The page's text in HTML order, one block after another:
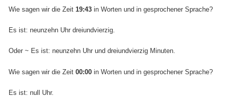
Wie sagen wir die Zeit 19:43 in Worten und in gesprochener Sprache?
Es ist: neunzehn Uhr dreiundvierzig.
Oder ~ Es ist: neunzehn Uhr und dreiundvierzig Minuten.
Wie sagen wir die Zeit00:00 in Worten und in gesprochener Sprache?
Es ist: null Uhr.